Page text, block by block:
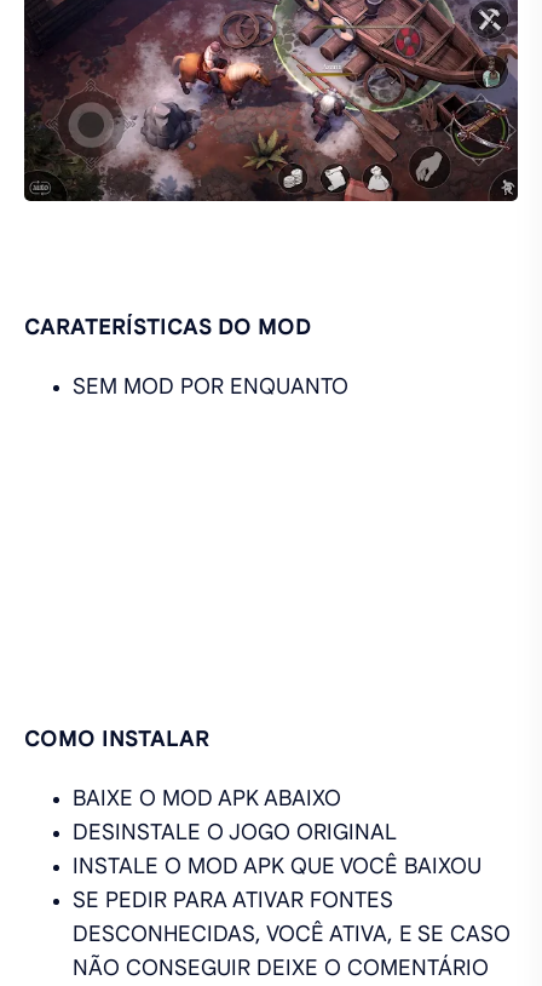
CARATERÍSTICAS DO MOD
SEM MOD POR ENQUANTO
COMO INSTALAR
BAIXE O MOD APK ABAIXO
DESINSTALE O JOGO ORIGINAL
INSTALE O MOD APK QUE VOCÊ BAIXOU
SE PEDIR PARA ATIVAR FONTES
DESCONHECIDAS, VOCÊ ATIVA, E SE CASO
NÃO CONSEGUIR DEIXE O COMENTÁRIO